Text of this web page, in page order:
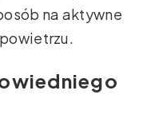
na aktywne